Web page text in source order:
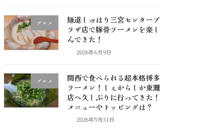
グルメ
麺道しゅはり三宮センタープ
ラザ店で豚骨ラーメンを楽し
んできた！
2026年6月9日
グルメ
関西で食べられる超本格博多
ラーメン！しぇからしか東灘
店へ久しぶりに行ってきた！
メニューやトッピングは？
2026年5月31日